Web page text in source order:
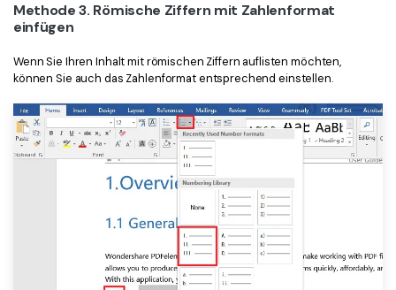
Methode 3. Römische Ziffern mit Zahlenformat
einfügen
Wenn Sie Ihren Inhalt mit römischen Ziffern auflisten möchten,
können Sie auch das Zahlenformat entsprechend einstellen.